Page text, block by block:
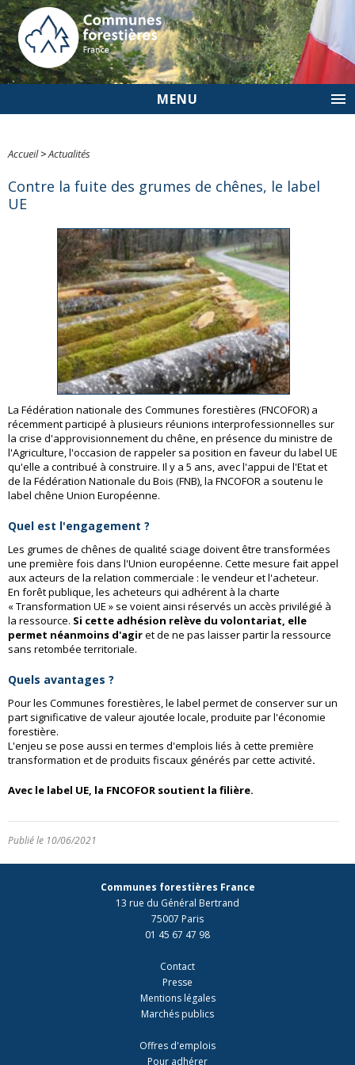
MENU
Accueil>Actualités
Contre la fuite des grumes de chênes, le label
UE
La Fédération nationale des Communes forestières (FNCOFOR) a
récemment participé à plusieurs réunions interprofessionnelles sur
la crise d'approvisionnement du chêne, en présence du ministre de
l'Agriculture, l'occasion de rappeler sa position en faveur du label UE
qu'elle a contribué à construire. Il y a 5 ans, avec l'appui de l'Etat et
de la Fédération Nationale du Bois (FNB), la FNCOFOR a soutenu le
label chêne Union Européenne.
Quel est l'engagement ?
Les grumes de chênes de qualité sciage doivent être transformées
une première fois dans l'Union européenne. Cette mesure fait appel
aux acteurs de la relation commerciale : le vendeur et l'acheteur.
En forêt publique, les acheteurs qui adhérent à la charte
« Transformation UE » se voient ainsi réservés un accès privilégié à
la ressource. Si cette adhésion relève du volontariat, elle
permet néanmoins d'agiret de ne pas laisser partir la ressource
sans retombée territoriale.
Quels avantages ?
Pour les Communes forestières, le label permet de conserver sur un
part significative de valeur ajoutée locale, produite par l'économie
forestière.
L'enjeu se pose aussi en termes d'emplois liés à cette première
transformation et de produits fiscaux générés par cette activité.
Avec le label UE, la FNCOFOR soutient la filière.
Publié le 10/06/2021
Communes forestières France
13 rue du Général Bertrand
75007 Paris
01 45 67 47 98
Contact
Presse
Mentions légales
Marchés publics
Offres d'emplois
Pour adhérer